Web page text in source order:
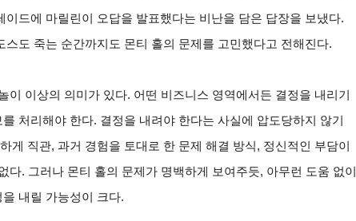
이드에 마릴린이 오답을 발표했다는 비난을 담은 답장을 보냈다.
스도 죽는 순간까지도 몬티 홀의 문제를 고민했다고 전해진다.
이 이상의 의미가 있다. 어떤 비즈니스 영역에서든 결정을 내리기
처리해야 한다. 결정을 내려야 한다는 사실에 압도당하지 않기
게 직관, 과거 경험을 토대로 한 문제 해결 방식, 정신적인 부담이
다. 그러나 몬티 홀의 문제가 명백하게 보여주듯, 아무런 도움 없이
내릴 가능성이 크다.